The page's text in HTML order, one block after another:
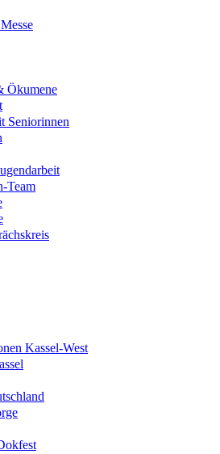
Ökumene
Seniorinnen
Team
Kassel-West